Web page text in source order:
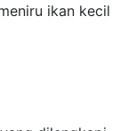
ikan kecil